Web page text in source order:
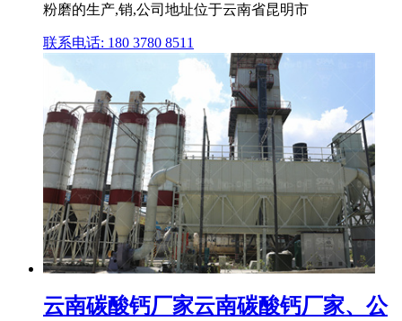
粉磨的生产,销,公司地址位于云南省昆明市
联系电话: 180 3780 8511
云南碳酸钙厂家云南碳酸钙厂家、公